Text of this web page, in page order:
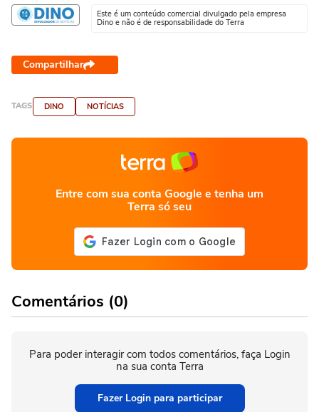
Este é um conteúdo comercial divulgado pela empresa
Dino e não é de responsabilidade do Terra
Compartilhar
TAGS DINO NOTÍCIAS
Entre com sua conta Google e tenha um
Terra só seu
Comentários (0)
Para poder interagir com todos comentários, faça Login
na sua conta Terra
Fazer Login para participar